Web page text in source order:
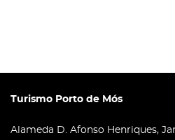
Turismo Porto de Mós
Alameda D. Afonso Henriques,